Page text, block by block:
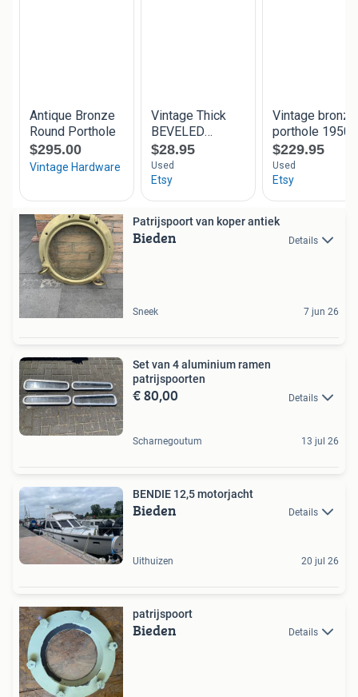
Patrijspoort van koper antiek
Bieden Details
Sneek 7 jun 26
Set van 4 aluminium ramen
patrijspoorten
€ 80,00 Details
Scharnegoutum 13 jul 26
BENDIE 12,5 motorjacht
Bieden Details
Uithuizen 20 jul 26
patrijspoort
Bieden Details